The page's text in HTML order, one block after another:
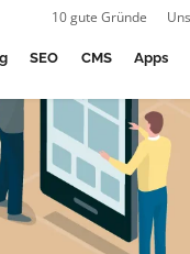
10 gute Gründe
SEO CMS Apps